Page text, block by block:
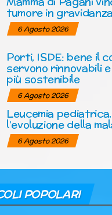
tumore in gravidanza
6 Agosto 2026
Porti, ISDE: bene il
servono rinnovabili
più sostenibile
6 Agosto 2026
Leucemia
l’evoluzione della
6 Agosto 2026
POPOLARI